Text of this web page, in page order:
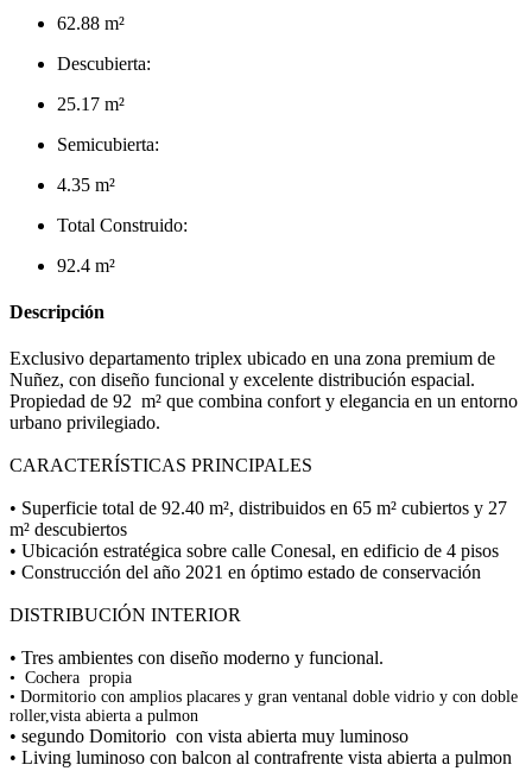
62.88 m²
Descubierta:
25.17 m²
Semicubierta:
4.35 m²
Total Construido:
92.4 m²
Descripción
Exclusivo departamento triplex ubicado en una zona premium de
Nuñez, con diseño funcional y excelente distribución espacial.
Propiedad de 92 m² que combina confort y elegancia en un entorno
urbano privilegiado.
CARACTERÍSTICAS PRINCIPALES
• Superficie total de 92.40 m², distribuidos en 65 m² cubiertos y 27
m² descubiertos
• Ubicación estratégica sobre calle Conesal, en edificio de 4 pisos
• Construcción del año 2021 en óptimo estado de conservación
DISTRIBUCIÓN INTERIOR
• Tres ambientes con diseño moderno y funcional.
• Cochera propia
• Dormitorio con amplios placares y gran ventanal doble vidrio y con doble
roller,vista abierta a pulmon
• segundo Domitorio con vista abierta muy luminoso
• Living luminoso con balcon al contrafrente vista abierta a pulmon